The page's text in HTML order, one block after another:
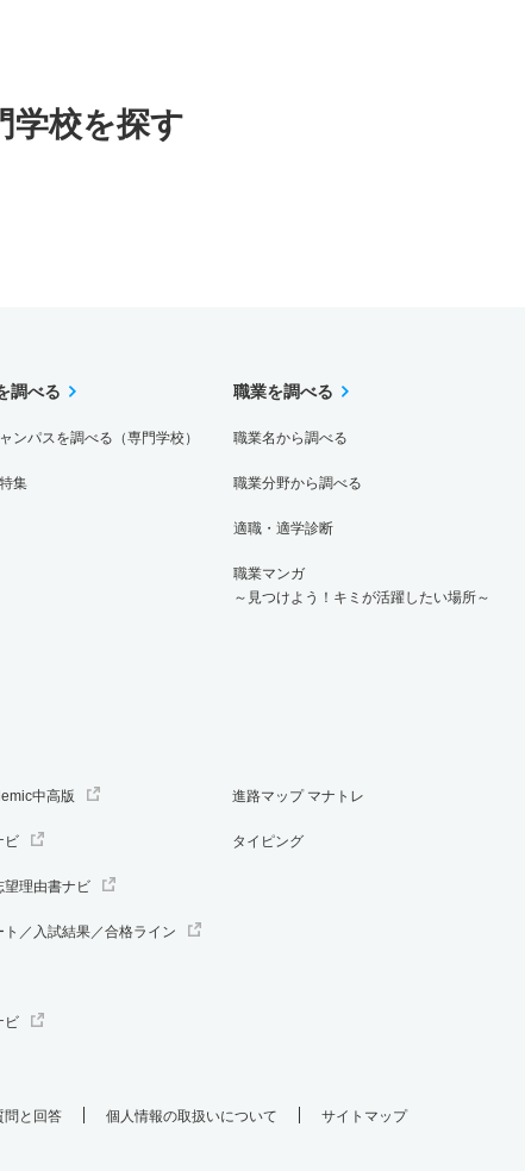
学校を探す
調べる
ンパスを調べる（専門学校）
集
職業を調べる
職業名から調べる
職業分野から調べる
適職・適学診断
職業マンガ
～見つけよう！キミが活躍したい場所～
中高版
ビ
望理由書ナビ
ト／入試結果／合格ライン
ビ
進路マップ マナトレ
タイピング
問と回答 個人情報の取扱いについて サイトマップ